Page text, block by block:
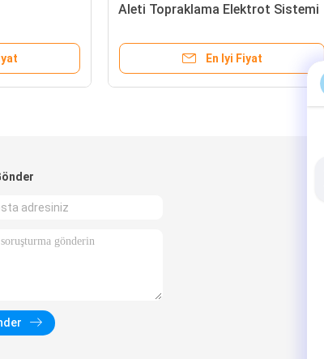
Aleti Topraklama Elektrot Sistemi
En Iyi Fiyat